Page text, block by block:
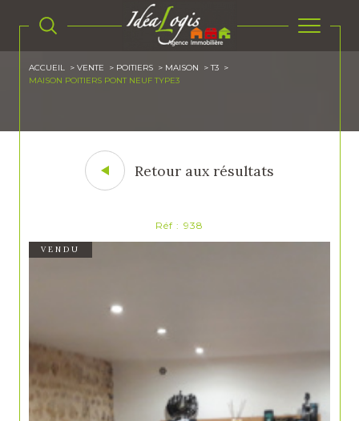
ACCUEIL VENTE POITIERS MAISON
T3
MAISON POITIERS PONT NEUF TYPE3
Retour aux résultats
Réf : 938
VENDU